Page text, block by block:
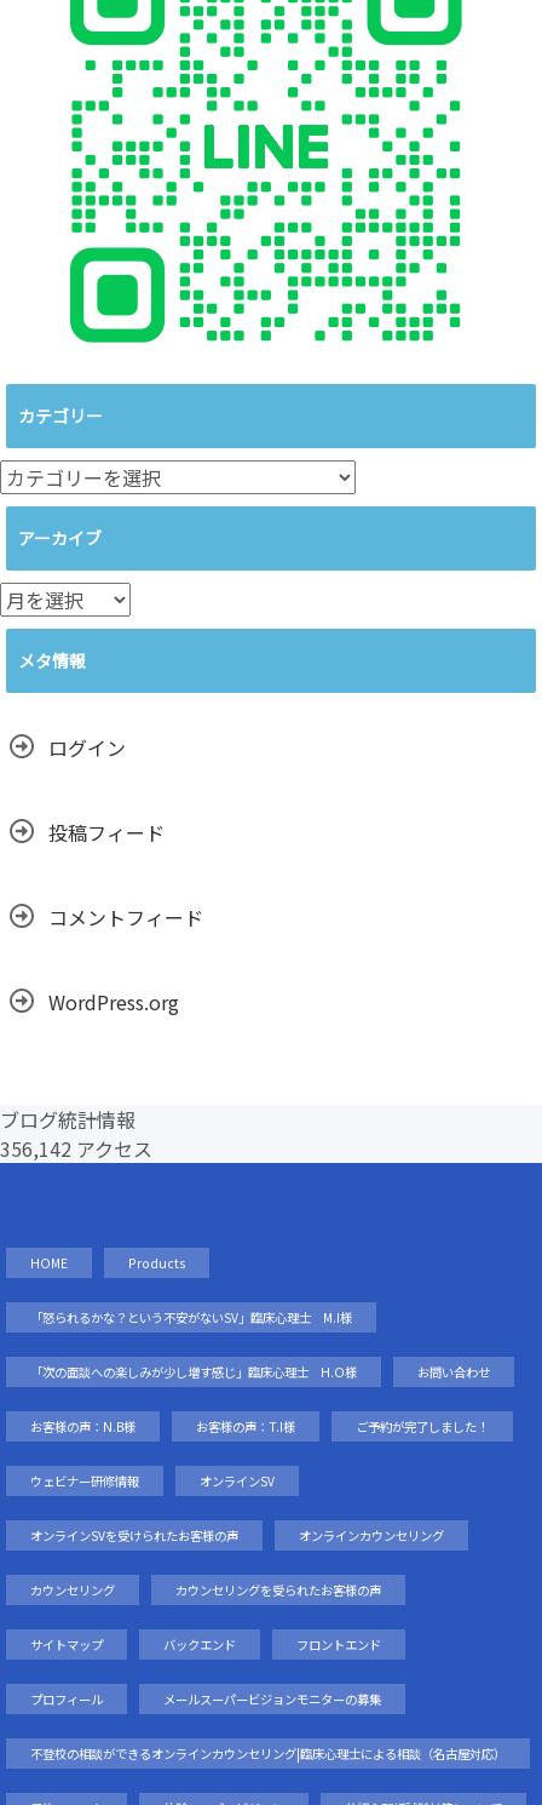
カテゴリー
カ
テ
リ
ー
アーカイブ
ア
ー
イ
メタ情報
ログイン
投稿フィード
コメントフィード
WordPress.org
ブログ統計情報
356,142 アクセス
HOME Products
「怒られるかな？という不安がないSV」臨床心理士 M.I様
「次の面談への楽しみが少し増す感じ」臨床心理士 H.O様 お問い合わせ
お客様の声：N.B様 お客様の声：T.I様 ご予約が完了しました！
ウェビナー研修情報 オンラインSV
オンラインSVを受けられたお客様の声 オンラインカウンセリング
カウンセリング カウンセリングを受られたお客様の声
サイトマップ バックエンド フロントエンド
プロフィール メールスーパービジョンモニターの募集
不登校の相談ができるオンラインカウンセリング|臨床心理士による相談（名古屋対応）